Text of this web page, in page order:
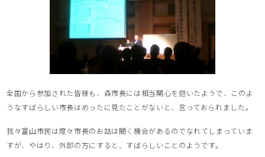
全国から参加された皆様も、森市長には相当関心を抱いたようで、このよ
うなすばらしい市長はめったに見たことがないと、言っておられました。
我々富山市民は度々市長のお話は聞く機会があるのでなれてしまっていま
すが、やはり、外部の方にすると、すばらしいことのようです。